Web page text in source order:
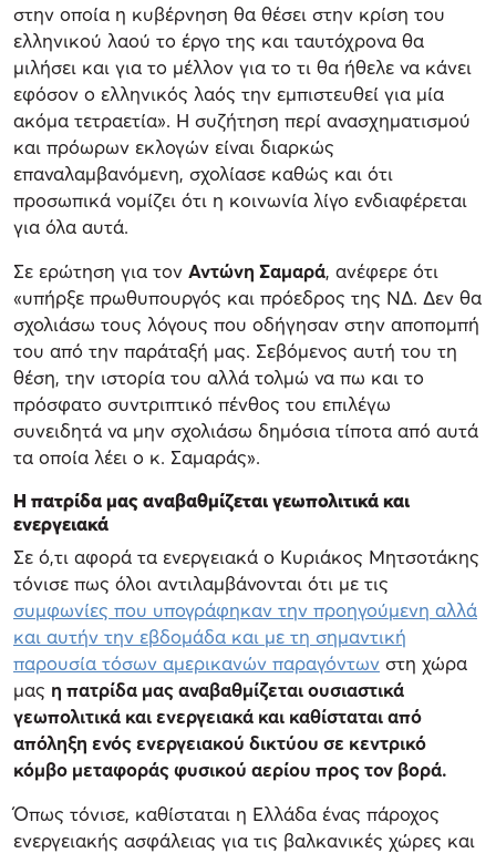
στην οποία η κυβέρνηση θα θέσει στην κρίση του
ελληνικού λαού το έργο της και ταυτόχρονα θα
μιλήσει και για το μέλλον για το τι θα ήθελε να κάνει
εφόσον ο ελληνικός λαός την εμπιστευθεί για μία
ακόμα τετραετία». Η συζήτηση περί ανασχηματισμού
και πρόωρων εκλογών είναι διαρκώς
επαναλαμβανόμενη, σχολίασε καθώς και ότι
προσωπικά νομίζει ότι η κοινωνία λίγο ενδιαφέρεται
για όλα αυτά.
Σε ερώτηση για τον Αντώνη Σαμαρά, ανέφερε ότι
«υπήρξε πρωθυπουργός και πρόεδρος της ΝΔ. Δεν θα
σχολιάσω τους λόγους που οδήγησαν στην αποπομπή
του από την παράταξή μας. Σεβόμενος αυτή του τη
θέση, την ιστορία του αλλά τολμώ να πω και το
πρόσφατο συντριπτικό πένθος του επιλέγω
συνειδητά να μην σχολιάσω δημόσια τίποτα από αυτά
τα οποία λέει ο κ. Σαμαράς».
Η πατρίδα μας αναβαθμίζεται γεωπολιτικά και
ενεργειακά
Σε ό,τι αφορά τα ενεργειακά ο Κυριάκος Μητσοτάκης
τόνισε πως όλοι αντιλαμβάνονται ότι με τις
συμφωνίες που υπογράφηκαν την προηγούμενη αλλά
και αυτήν την εβδομάδα και με τη σημαντική
παρουσία τόσων αμερικανών παραγόντων στη χώρα
μας η πατρίδα μας αναβαθμίζεται ουσιαστικά
γεωπολιτικά και ενεργειακά και καθίσταται από
απόληξη ενός ενεργειακού δικτύου σε κεντρικό
κόμβο μεταφοράς φυσικού αερίου προς τον βορά.
Όπως τόνισε, καθίσταται η Ελλάδα ένας πάροχος
ενεργειακής ασφάλειας για τις βαλκανικές χώρες και